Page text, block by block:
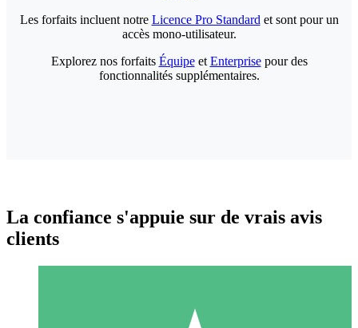
Les forfaits incluent notre Licence Pro Standard et sont pour un
accès mono-utilisateur.
Explorez nos forfaits Équipeet Enterprisepour des
fonctionnalités supplémentaires.
La confiance s'appuie sur de vrais avis
clients